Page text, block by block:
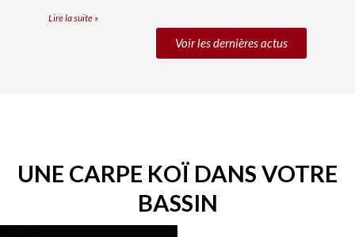
Lire la suite »
Voir les dernières actus
UNE CARPE KOÏ DANS VOTRE
BASSIN